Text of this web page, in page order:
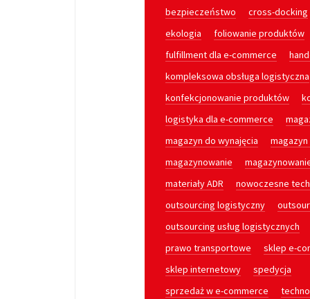
bezpieczeństwo
cross-docking
ekologia
foliowanie produktów
fulfillment dla e-commerce
kompleksowa obsługa logistyczna
konfekcjonowanie produktów
logistyka dla e-commerce
magazyn do wynajęcia
magazynowanie
materiały ADR
nowoczesne
outsourcing logistyczny
outsourcing usług logistycznych
prawo transportowe
sklep e-
sklep internetowy
spedycja
sprzedaż w e-commerce